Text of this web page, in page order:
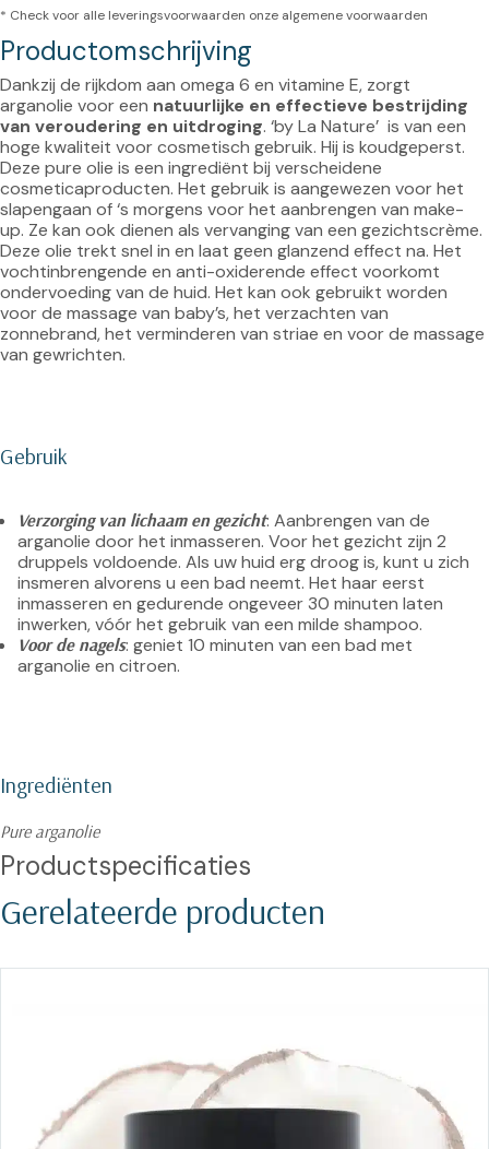
* Check voor alle leveringsvoorwaarden onze algemene voorwaarden
Productomschrijving
Dankzij de rijkdom aan omega 6 en vitamine E, zorgt
arganolie voor een natuurlijke en effectieve bestrijding
van veroudering en uitdroging. ‘by La Nature’  is van een
hoge kwaliteit voor cosmetisch gebruik. Hij is koudgeperst.
Deze pure olie is een ingrediënt bij verscheidene
cosmeticaproducten. Het gebruik is aangewezen voor het
slapengaan of ‘s morgens voor het aanbrengen van make-
up. Ze kan ook dienen als vervanging van een gezichtscrème.
Deze olie trekt snel in en laat geen glanzend effect na. Het
vochtinbrengende en anti-oxiderende effect voorkomt
ondervoeding van de huid. Het kan ook gebruikt worden
voor de massage van baby’s, het verzachten van
zonnebrand, het verminderen van striae en voor de massage
van gewrichten.
Gebruik
Verzorging van lichaam en gezicht: Aanbrengen van de
arganolie door het inmasseren. Voor het gezicht zijn 2
druppels voldoende. Als uw huid erg droog is, kunt u zich
insmeren alvorens u een bad neemt. Het haar eerst
inmasseren en gedurende ongeveer 30 minuten laten
inwerken, vóór het gebruik van een milde shampoo.
Voor de nagels: geniet 10 minuten van een bad met
arganolie en citroen.
Ingrediënten
Pure arganolie
Productspecificaties
Gerelateerde producten